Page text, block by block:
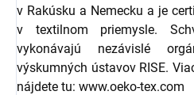
v Rakúsku a Nemecku a je
v textilnom priemysle.
vykonávajú nezávislé
výskumných ústavov RISE.
nájdete tu: www.oeko-tex.com